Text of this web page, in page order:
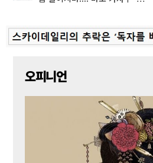
오피니언